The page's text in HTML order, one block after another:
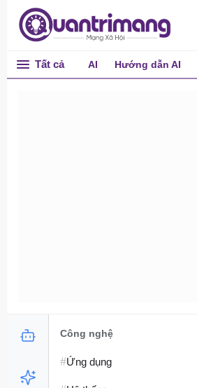
Tất cả AI Hướng dẫn AI
Công nghệ
#Ứng dụng